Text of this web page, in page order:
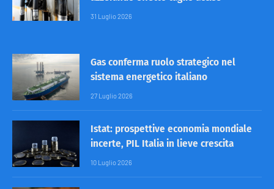
31 Luglio 2026
Gas conferma ruolo strategico nel
sistema energetico italiano
27 Luglio 2026
Istat: prospettive economia mondiale
incerte, PIL Italia in lieve crescita
10 Luglio 2026